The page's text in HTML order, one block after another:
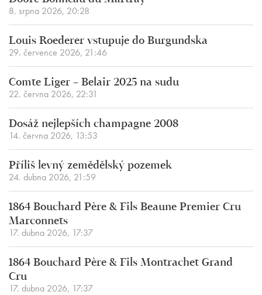
8. srpna 2026, 20:28
Louis Roederer vstupuje do Burgundska
29. července 2026, 21:46
Comte Liger – Belair 2025 na sudu
22. června 2026, 22:31
Dosáž nejlepších champagne 2008
14. června 2026, 13:53
Příliš levný zemědělský pozemek
24. dubna 2026, 21:59
1864 Bouchard Père & Fils Beaune Premier Cru
Marconnets
17. dubna 2026, 17:37
1864 Bouchard Père & Fils Montrachet Grand
Cru
17. dubna 2026, 17:37